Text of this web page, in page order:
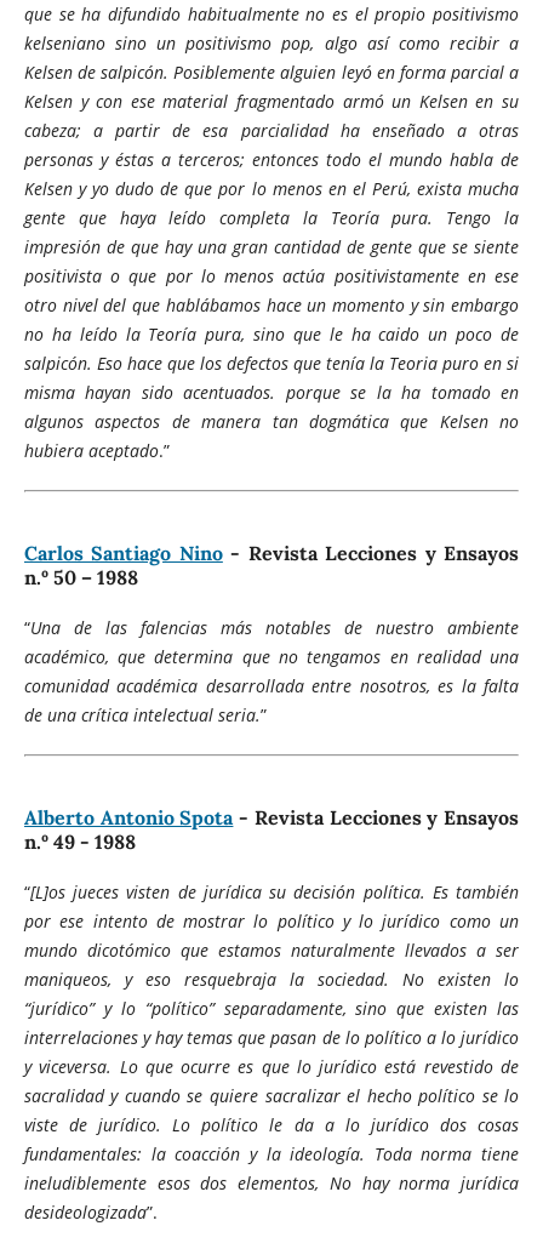
que se ha difundido habitualmente no es el propio positivismo
kelseniano sino un positivismo pop, algo así como recibir a
Kelsen de salpicón. Posiblemente alguien leyó en forma parcial a
Kelsen y con ese material fragmentado armó un Kelsen en su
cabeza; a partir de esa parcialidad ha enseñado a otras
personas y éstas a terceros; entonces todo el mundo habla de
Kelsen y yo dudo de que por lo menos en el Perú, exista mucha
gente que haya leído completa la Teoría pura. Tengo la
impresión de que hay una gran cantidad de gente que se siente
positivista o que por lo menos actúa positivistamente en ese
otro nivel del que hablábamos hace un momento y sin embargo
no ha leído la Teoría pura, sino que le ha caido un poco de
salpicón. Eso hace que los defectos que tenía la Teoria puro en si
misma hayan sido acentuados. porque se la ha tomado en
algunos aspectos de manera tan dogmática que Kelsen no
hubiera aceptado.”
Carlos Santiago Nino- Revista Lecciones y Ensayos
n.º 50 – 1988
“Una de las falencias más notables de nuestro ambiente
académico, que determina que no tengamos en realidad una
comunidad académica desarrollada entre nosotros, es la falta
de una crítica intelectual seria.”
Alberto Antonio Spota - Revista Lecciones y Ensayos
n.º 49 - 1988
“[L]os jueces visten de jurídica su decisión política. Es también
por ese intento de mostrar lo político y lo jurídico como un
mundo dicotómico que estamos naturalmente llevados a ser
maniqueos, y eso resquebraja la sociedad. No existen lo
“jurídico” y lo “político” separadamente, sino que existen las
interrelaciones y hay temas que pasan de lo político a lo jurídico
y viceversa. Lo que ocurre es que lo jurídico está revestido de
sacralidad y cuando se quiere sacralizar el hecho político se lo
viste de jurídico. Lo político le da a lo jurídico dos cosas
fundamentales: la coacción y la ideología. Toda norma tiene
ineludiblemente esos dos elementos, No hay norma jurídica
desideologizada”.